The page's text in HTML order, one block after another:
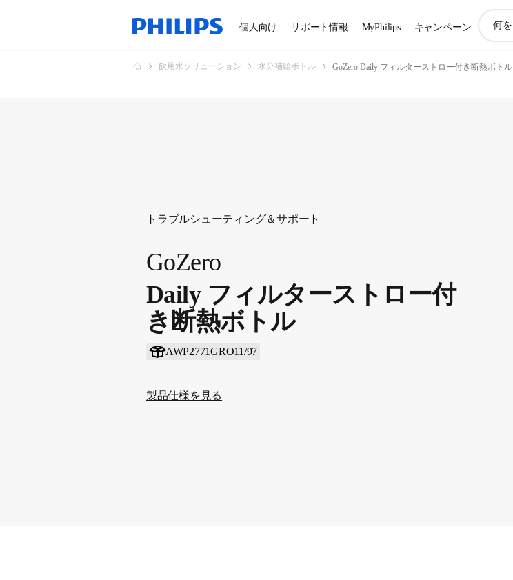
個人向け サポート情報 MyPhilips キャンペーン
ン
飲用水ソリューション 水分補給ボトル GoZero Daily フィルターストロー付き断熱ボトル
トラブルシューティング＆サポート
GoZero
Daily フィルターストロー付
き断熱ボトル
AWP2771GRO11/97
製品仕様を見る